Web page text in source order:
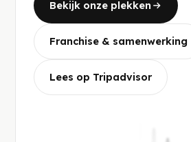
Bekijk onze plekken
Franchise & samenwerking
Lees op Tripadvisor